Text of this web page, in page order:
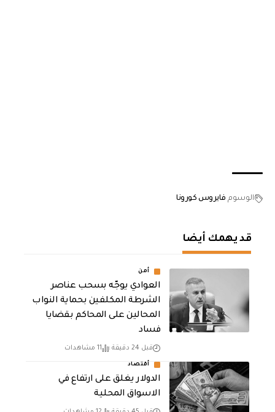
الوسوم فايروس كورونا
قد يهمك أيضا
أمن
العوادي يوجّه بسحب عناصر
الشرطة المكلفين بحماية النواب
المحالين على المحاكم بقضايا
فساد
قبل 24 دقيقة 11 مشاهدات
أقتصاد
الدولار يغلق على ارتفاع في
الاسواق المحلية